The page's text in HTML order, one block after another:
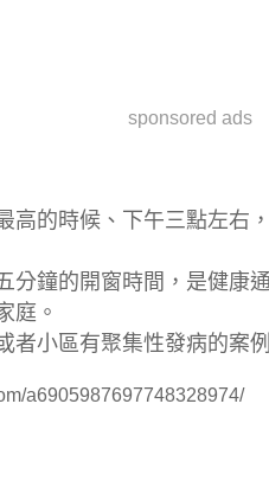
sponsored ads
高的時候、下午三點左右
分鐘的開窗時間，是健康
庭。
者小區有聚集性發病的案
a6905987697748328974/